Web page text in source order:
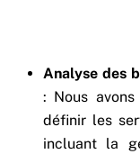
Analyse des
: Nous
définir les
incluant la